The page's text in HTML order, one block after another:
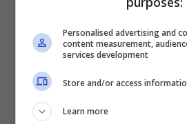
Le nuove tendenze make up
rimanderanno al mood che
2000. Quindi grande utilizzo
con il bianco come base. Le
saranno
azzurro. Importante poi con
Personalised advertising and
content measurement,
services development
Store and/or access
Learn more